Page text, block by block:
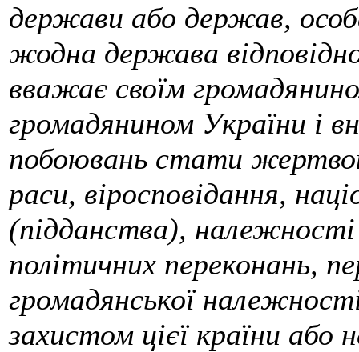
держави або держав,
жодна держава
вважає своїм
громадянином України і
побоювань стати
раси, віросповідання,
(підданства), належності
політичних переконань,
громадянської
захистом цієї країни